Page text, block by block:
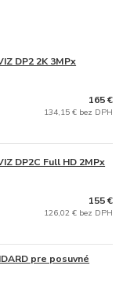
DP2 2K 3MPx
165 €
134,15 € bez DPH
DP2C Full HD 2MPx
155 €
126,02 € bez DPH
pre posuvné